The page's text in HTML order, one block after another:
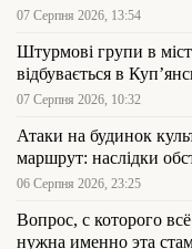
07 Серпня 2026, 13:54
Штурмові групи в
відбувається в
07 Серпня 2026, 10:32
Атаки на будинок
маршрут: наслідки
06 Серпня 2026, 23:25
Вопрос, с которого
нужна именно эта